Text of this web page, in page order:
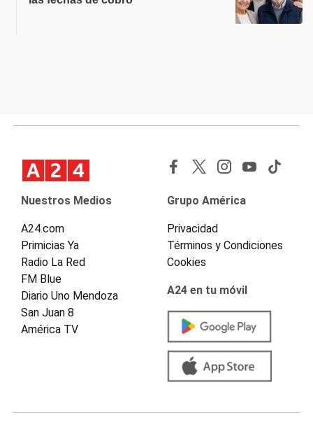
Nuestros Medios
A24.com
Primicias Ya
Radio La Red
FM Blue
Diario Uno Mendoza
San Juan 8
América TV
Grupo América
Privacidad
Términos y Condiciones
Cookies
A24 en tu móvil